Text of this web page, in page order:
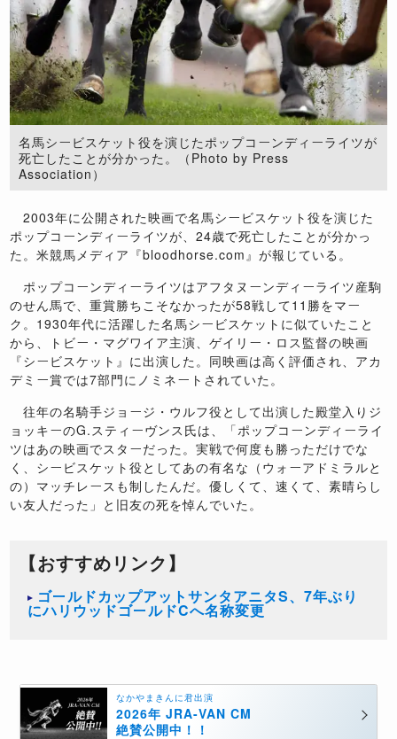
名馬シービスケット役を演じたポップコーンディーライツが
死亡したことが分かった。（Photo by Press
Association）
2003年に公開された映画で名馬シービスケット役を演じた
ポップコーンディーライツが、24歳で死亡したことが分かっ
た。米競馬メディア『bloodhorse.com』が報じている。
ポップコーンディーライツはアフタヌーンディーライツ産駒
のせん馬で、重賞勝ちこそなかったが58戦して11勝をマー
ク。1930年代に活躍した名馬シービスケットに似ていたこと
から、トビー・マグワイア主演、ゲイリー・ロス監督の映画
『シービスケット』に出演した。同映画は高く評価され、アカ
デミー賞では7部門にノミネートされていた。
往年の名騎手ジョージ・ウルフ役として出演した殿堂入りジ
ョッキーのG.スティーヴンス氏は、「ポップコーンディーライ
ツはあの映画でスターだった。実戦で何度も勝っただけでな
く、シービスケット役としてあの有名な（ウォーアドミラルと
の）マッチレースも制したんだ。優しくて、速くて、素晴らし
い友人だった」と旧友の死を悼んでいた。
【おすすめリンク】
ゴールドカップアットサンタアニタS、7年ぶり
にハリウッドゴールドCへ名称変更
なかやまきんに君出演
2026年 JRA-VAN CM
絶賛公開中！！